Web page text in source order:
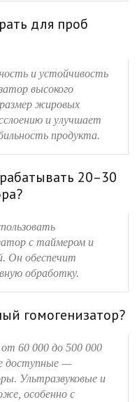
для проб
и устойчивость
высокого
жировых
и улучшает
продукта.
20–30
с таймером и
Он обеспечит
обработку.
гомогенизатор?
60 000 до 500 000
доступные —
Ультразвуковые и
особенно с